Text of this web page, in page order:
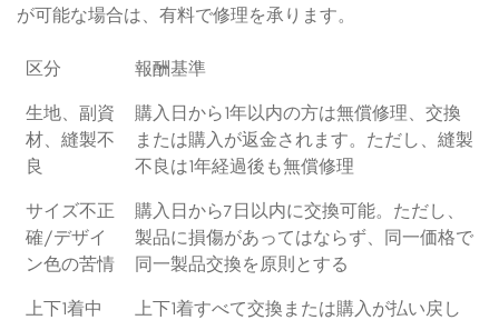
が可能な場合は、有料で修理を承ります。
区分 報酬基準
生地、副資
材、縫製不
良
購入日から1年以内の方は無償修理、交換
または購入が返金されます。ただし、縫製
不良は1年経過後も無償修理
サイズ不正
確/デザイ
ン色の苦情
購入日から7日以内に交換可能。ただし、
製品に損傷があってはならず、同一価格で
同一製品交換を原則とする
上下1着中
上下1着すべて交換または購入が払い戻し